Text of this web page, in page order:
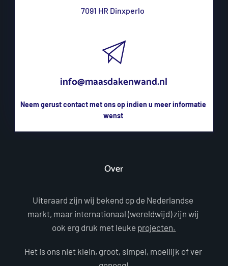
7091 HR Dinxperlo
info@maasdakenwand.nl
Neem gerust contact met ons op indien u meer informatie
wenst
Over
Uiteraard zijn wij bekend op de Nederlandse
markt, maar internationaal (wereldwijd) zijn wij
ook erg druk met leuke projecten.
Het is ons niet klein, groot, simpel, moeilijk of ver